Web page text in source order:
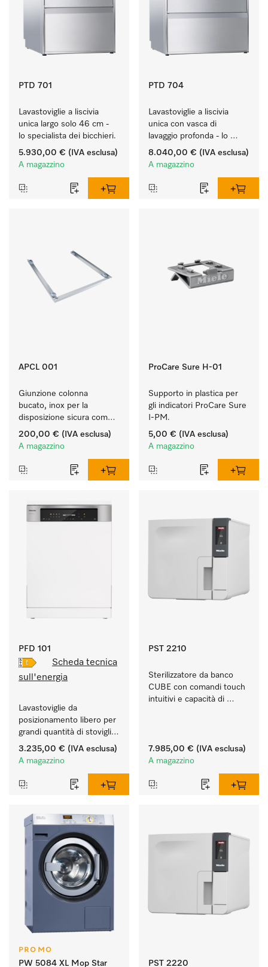
PTD 701
Lavastoviglie a liscivia
unica largo solo 46 cm -
lo specialista dei bicchieri.
5.930,00 € (IVA esclusa)
A magazzino
PTD 704
Lavastoviglie a liscivia
unica con vasca di
lavaggio profonda - lo
specialista per carichi
voluminosi.
8.040,00 € (IVA esclusa)
A magazzino
APCL 001
Giunzione colonna
bucato, inox per la
disposizione sicura come
colonna bucato.
200,00 € (IVA esclusa)
A magazzino
ProCare Sure H-01
Supporto in plastica per
gli indicatori ProCare Sure
I-PM.
5,00 € (IVA esclusa)
A magazzino
PFD 101
Scheda tecnica
sull'energia
Lavastoviglie da
posizionamento libero per
grandi quantità di stoviglie
in case e cucine di studi,
circoli, uffici.
3.235,00 € (IVA esclusa)
A magazzino
PST 2210
Sterilizzatore da banco
CUBE con comandi touch
intuitivi e capacità di
7.985,00 € (IVA esclusa)
A magazzino
PROMO
PW 5084 XL Mop Star PST 2220